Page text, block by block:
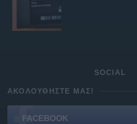
SOCIAL
ΑΚΟΛΟΥΘΉΣΤΕ ΜΑΣ!
FACEBOOK